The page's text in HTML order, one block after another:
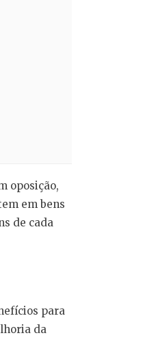
oposição,
em bens
de cada
para
da